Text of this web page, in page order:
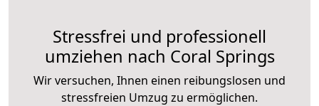
Stressfrei und professionell
umziehen nach Coral Springs
Wir versuchen, Ihnen einen reibungslosen und
stressfreien Umzug zu ermöglichen.